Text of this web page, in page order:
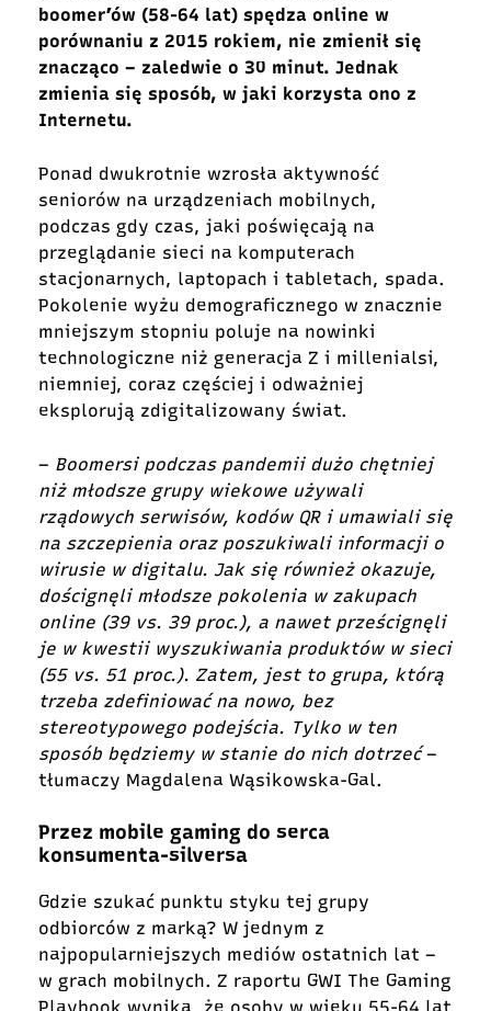
boomer’ów (58-64 lat) spędza online w
porównaniu z 2015 rokiem, nie zmienił się
znacząco – zaledwie o 30 minut. Jednak
zmienia się sposób, w jaki korzysta ono z
Internetu.
Ponad dwukrotnie wzrosła aktywność
seniorów na urządzeniach mobilnych,
podczas gdy czas, jaki poświęcają na
przeglądanie sieci na komputerach
stacjonarnych, laptopach i tabletach, spada.
Pokolenie wyżu demograficznego w znacznie
mniejszym stopniu poluje na nowinki
technologiczne niż generacja Z i millenialsi,
niemniej, coraz częściej i odważniej
eksplorują zdigitalizowany świat.
– Boomersi podczas pandemii dużo chętniej
niż młodsze grupy wiekowe używali
rządowych serwisów, kodów QR i umawiali się
na szczepienia oraz poszukiwali informacji o
wirusie w digitalu. Jak się również okazuje,
doścignęli młodsze pokolenia w zakupach
online (39 vs. 39 proc.), a nawet prześcignęli
je w kwestii wyszukiwania produktów w sieci
(55 vs. 51 proc.). Zatem, jest to grupa, którą
trzeba zdefiniować na nowo, bez
stereotypowego podejścia. Tylko w ten
sposób będziemy w stanie do nich dotrzeć–
tłumaczy Magdalena Wąsikowska-Gal.
Przez mobile gaming do serca
konsumenta-silversa
Gdzie szukać punktu styku tej grupy
odbiorców z marką? W jednym z
najpopularniejszych mediów ostatnich lat –
w grach mobilnych. Z raportu GWI The Gaming